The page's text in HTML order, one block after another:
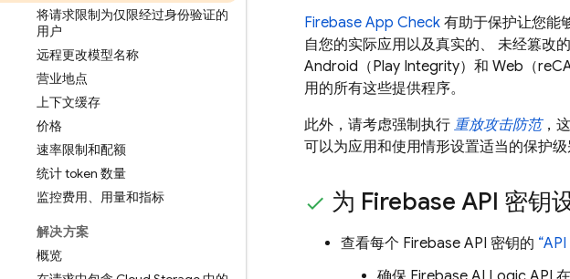
将请求限制为仅限经过身份验证的
用户
远程更改模型名称
营业地点
上下文缓存
价格
速率限制和配额
统计 token 数量
监控费用、用量和指标
解决方案
概览
Firebase App Check 有助于保护让您能
自您的实际应用以及真实的、 未经篡改
Android（Play Integrity）和 Web（
用的所有这些提供程序。
此外，请考虑强制执行 重放攻击防范，
可以为应用和使用情形设置适当的保护级
为 Firebase API 密钥
查看每个 Firebase API 密钥的